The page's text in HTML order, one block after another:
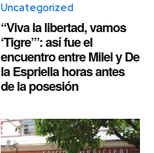
Uncategorized
“Viva la libertad, vamos
‘Tigre’”: así fue el
encuentro entre Milei y De
la Espriella horas antes
de la posesión